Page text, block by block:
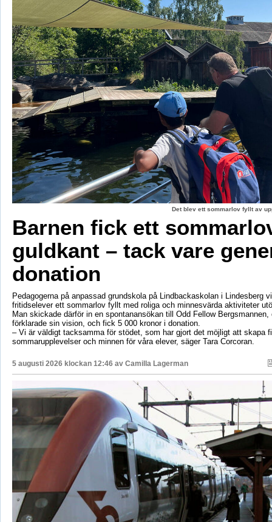
Det blev ett sommarlov fyllt av
Barnen fick ett
guldkant – tack vare
donation
Pedagogerna på anpassad grundskola på Lindbackaskolan i Lindesberg
fritidselever ett sommarlov fyllt med roliga och minnesvärda aktiviteter
Man skickade därför in en spontanansökan till Odd Fellow Bergsmannen,
förklarade sin vision, och fick 5 000 kronor i donation.
– Vi är väldigt tacksamma för stödet, som har gjort det möjligt att skapa
sommarupplevelser och minnen för våra elever, säger Tara Corcoran.
5 augusti 2026 klockan 12:46 av Camilla Lagerman